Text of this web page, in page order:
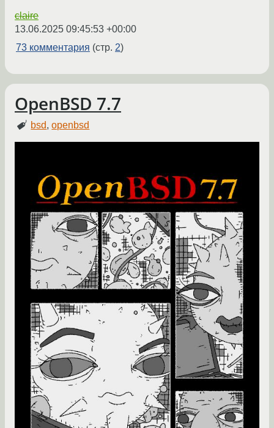
claire
13.06.2025 09:45:53 +00:00
73 комментария (стр. 2)
OpenBSD 7.7
bsd,openbsd